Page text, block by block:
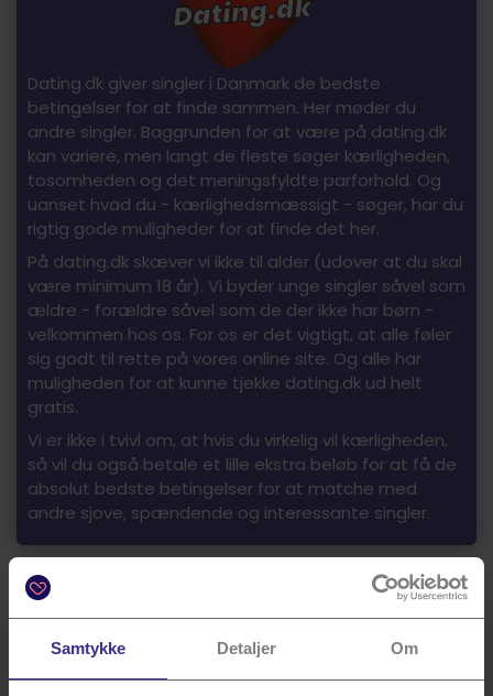
Samtykke Detaljer Om
Dating.dk giver singler i Danmark de bedste
betingelser for at finde sammen. Her møder du
andre singler. Baggrunden for at være på dating.dk
kan variere, men langt de fleste søger kærligheden,
tosomheden og det meningsfyldte parforhold. Og
uanset hvad du - kærlighedsmæssigt - søger, har du
rigtig gode muligheder for at finde det her.
På dating.dk skæver vi ikke til alder (udover at du skal
være minimum 18 år). Vi byder unge singler såvel som
ældre - forældre såvel som de der ikke har børn -
velkommen hos os. For os er det vigtigt, at alle føler
sig godt til rette på vores online site. Og alle har
muligheden for at kunne tjekke dating.dk ud helt
gratis.
Vi er ikke i tvivl om, at hvis du virkelig vil kærligheden,
så vil du også betale et lille ekstra beløb for at få de
absolut bedste betingelser for at matche med
andre sjove, spændende og interessante singler.